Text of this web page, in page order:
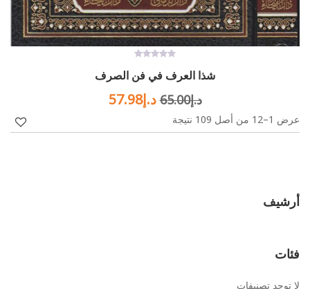
out
5
شذا العرف في فن الصرف
د.إ65.00
Original
د.إ57.98
عرض 1–12 من أصل 109 نتيجة
أرشيف
فئات
لا توجد تصنيفات